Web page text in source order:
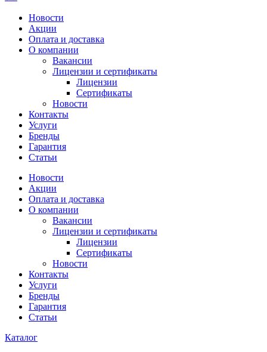
Новости
Акции
Оплата и доставка
О компании
Вакансии
Лицензии и сертификаты
Лицензии
Сертификаты
Новости
Контакты
Услуги
Бренды
Гарантия
Статьи
Новости
Акции
Оплата и доставка
О компании
Вакансии
Лицензии и сертификаты
Лицензии
Сертификаты
Новости
Контакты
Услуги
Бренды
Гарантия
Статьи
Каталог